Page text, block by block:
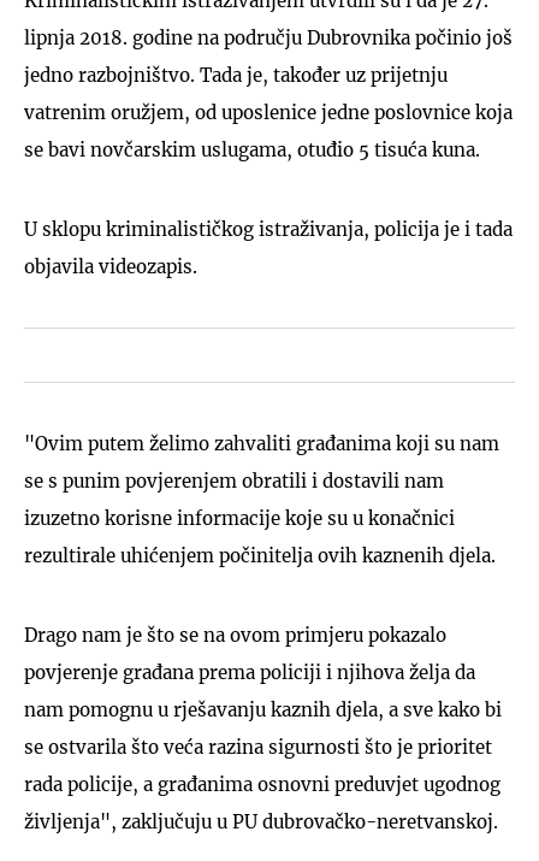
lipnja 2018. godine na području Dubrovnika počinio još
jedno razbojništvo. Tada je, također uz prijetnju
vatrenim oružjem, od uposlenice jedne poslovnice koja
se bavi novčarskim uslugama, otuđio 5 tisuća kuna.
U sklopu kriminalističkog istraživanja, policija je i tada
objavila videozapis.
"Ovim putem želimo zahvaliti građanima koji su nam
se s punim povjerenjem obratili i dostavili nam
izuzetno korisne informacije koje su u konačnici
rezultirale uhićenjem počinitelja ovih kaznenih djela.
Drago nam je što se na ovom primjeru pokazalo
povjerenje građana prema policiji i njihova želja da
nam pomognu u rješavanju kaznih djela, a sve kako bi
se ostvarila što veća razina sigurnosti što je prioritet
rada policije, a građanima osnovni preduvjet ugodnog
življenja", zaključuju u PU dubrovačko-neretvanskoj.